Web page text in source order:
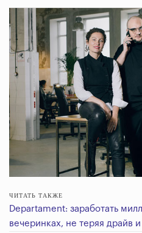
ЧИТАТЬ ТАКЖЕ
Departament: заработать
вечеринках, не теряя драйв и